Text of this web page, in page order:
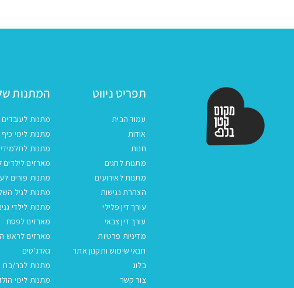
תפריט ניווט
עמוד הבית
אודות
חנות
מתנות לחגים
מתנות לאירועים
הצהרת נגישות
עורך דין פלילי
עורך דין צבאי
מדיניות פרטיות
תנאי שימוש ותקנון אתר
בלוג
צור קשר
המתנות
מתנות לעובדים
מתנות לימי כיף
מתנות
מארזים לילדים
מתנות פורים
מתנות לגיל
מתנות לילדי
מארזים לפסח
מארזים לראש
גאדג'טים
מתנות לבר/בת
מתנות לימי